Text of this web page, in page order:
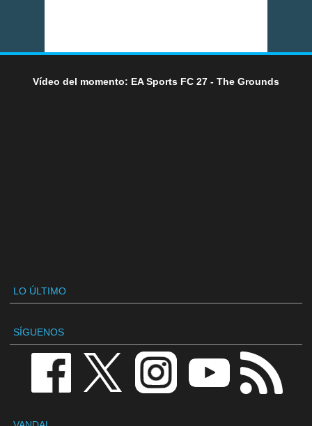
Vídeo del momento: EA Sports FC 27 - The Grounds
LO ÚLTIMO
SÍGUENOS